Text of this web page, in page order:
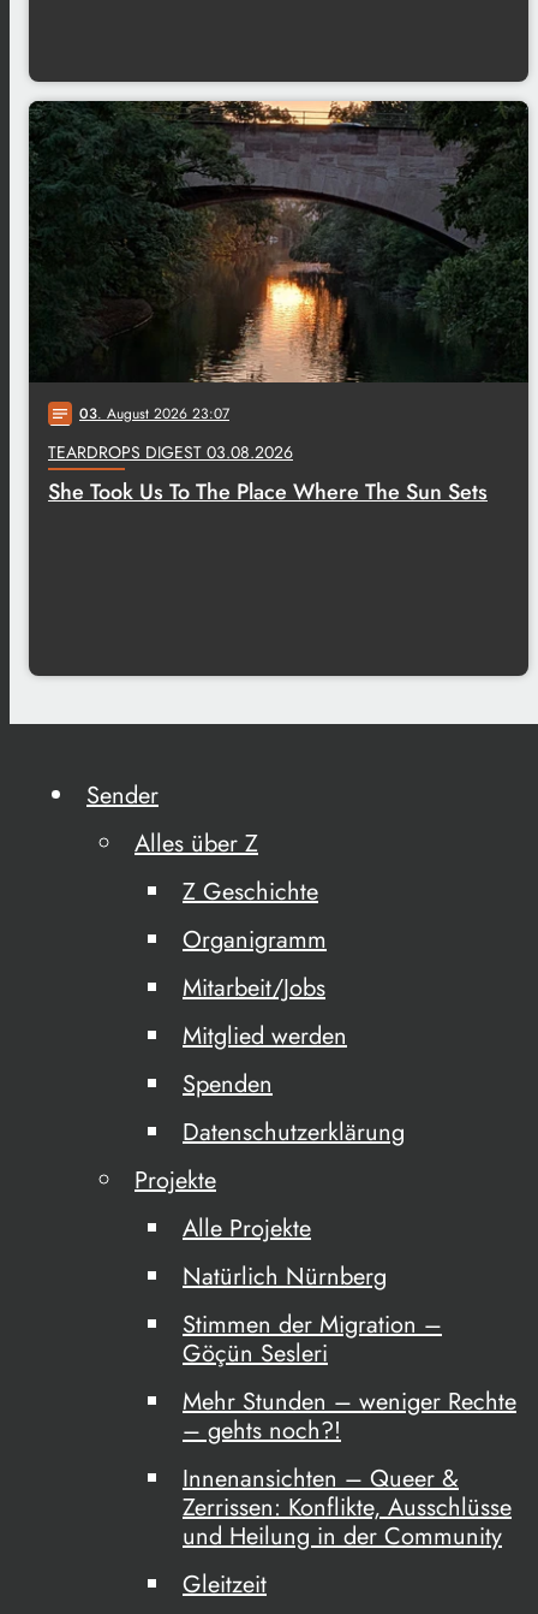
notes 03. August 2026 23:07
TEARDROPS DIGEST 03.08.2026
She Took Us To The Place Where The Sun Sets
Sender
Alles über Z
Z Geschichte
Organigramm
Mitarbeit/Jobs
Mitglied werden
Spenden
Datenschutzerklärung
Projekte
Alle Projekte
Natürlich Nürnberg
Stimmen der Migration –
Göçün Sesleri
Mehr Stunden – weniger Rechte
– gehts noch?!
Innenansichten – Queer &
Zerrissen: Konflikte, Ausschlüsse
und Heilung in der Community
Gleitzeit